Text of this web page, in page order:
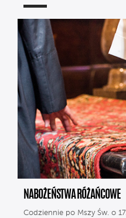
NABOŻEŃSTWA RÓŻAŃCOWE
Codziennie po Mszy Św. o